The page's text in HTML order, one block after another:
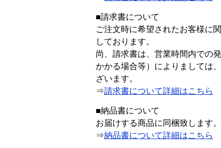
■請求書について
ご注文時に希望されたお客様に
しております。
尚、請求書は、営業時間内での
かかる場合等）によりましては
ざいます。
⇒請求書について詳細はこちら
■納品書について
お届けする商品に同梱致します。
⇒納品書について詳細はこちら